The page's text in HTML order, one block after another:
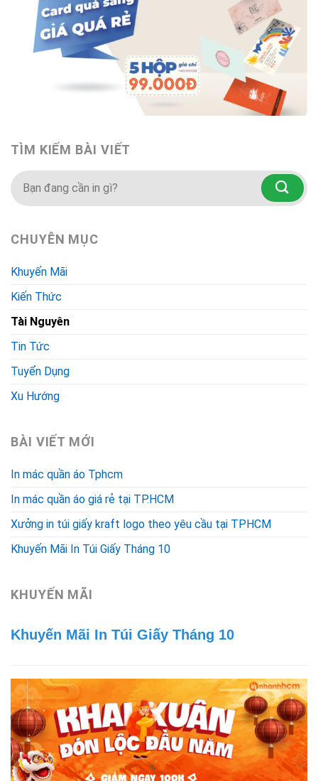
TÌM KIẾM BÀI VIẾT
CHUYÊN MỤC
Khuyến Mãi
Kiến Thức
Tài Nguyên
Tin Tức
Tuyển Dụng
Xu Hướng
BÀI VIẾT MỚI
In mác quần áo Tphcm
In mác quần áo giá rẻ tại TP.HCM
Xưởng in túi giấy kraft logo theo yêu cầu tại TPHCM
Khuyến Mãi In Túi Giấy Tháng 10
KHUYẾN MÃI
Khuyến Mãi In Túi Giấy Tháng 10